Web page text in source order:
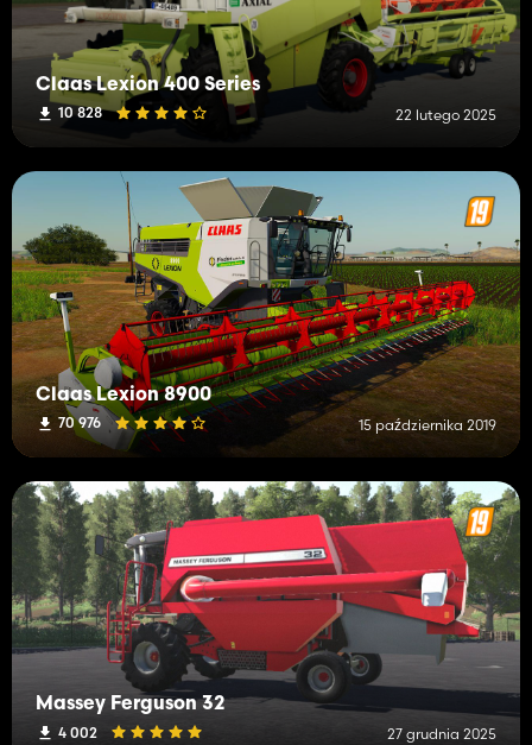
Claas Lexion 400 Series
10 828 22 lutego 2025
Claas Lexion 8900
70 976 15 października 2019
Massey Ferguson 32
4 002 27 grudnia 2025